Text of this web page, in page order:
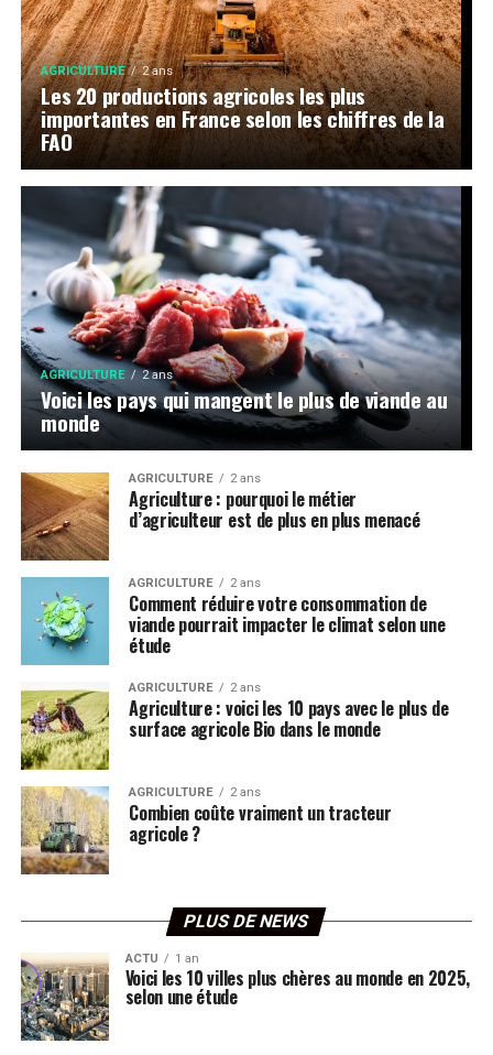
AGRICULTURE 2 ans
Les 20 productions agricoles les plus
importantes en France selon les chiffres de la
FAO
AGRICULTURE 2 ans
Voici les pays qui mangent le plus de viande au
monde
AGRICULTURE 2 ans
Agriculture : pourquoi le métier
d’agriculteur est de plus en plus menacé
AGRICULTURE 2 ans
Comment réduire votre consommation de
viande pourrait impacter le climat selon une
étude
AGRICULTURE 2 ans
Agriculture : voici les 10 pays avec le plus de
surface agricole Bio dans le monde
AGRICULTURE 2 ans
Combien coûte vraiment un tracteur
agricole ?
PLUS DE NEWS
ACTU 1 an
Voici les 10 villes plus chères au monde en 2025,
selon une étude